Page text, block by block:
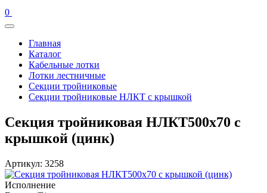
0
Главная
Каталог
Кабельные лотки
Лотки лестничные
Секции тройниковые
Секции тройниковые НЛКТ с крышкой
Секция тройниковая НЛКТ500х70 с
крышкой (цинк)
Артикул: 3258
Исполнение